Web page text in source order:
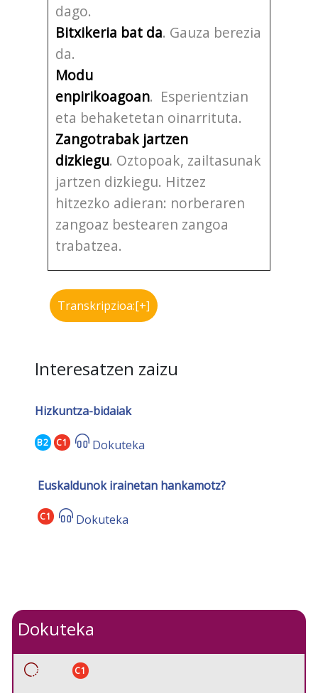
dago.
Bitxikeria bat da. Gauza berezia
da.
Modu
enpirikoagoan. Esperientzian
eta behaketetan oinarrituta.
Zangotrabak jartzen
dizkiegu. Oztopoak, zailtasunak
jartzen dizkiegu. Hitzez
hitzezko adieran: norberaren
zangoaz bestearen zangoa
trabatzea.
Transkripzioa:[+]
Interesatzen zaizu
Hizkuntza-bidaiak
B2 C1 Dokuteka
Euskaldunok irainetan hankamotz?
C1 Dokuteka
Dokuteka
C1